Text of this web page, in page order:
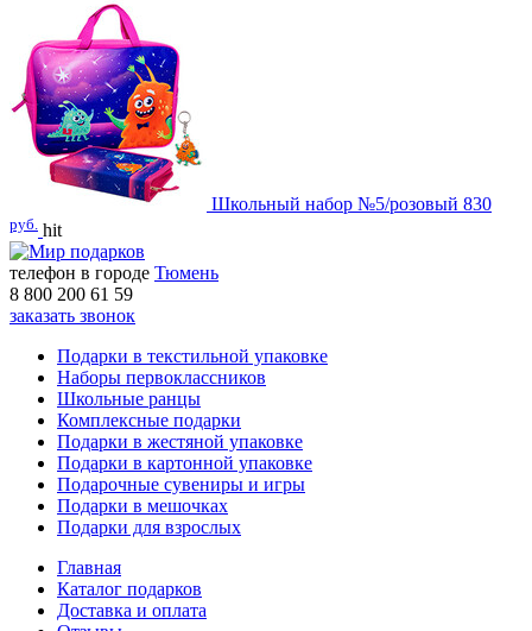
Школьный набор №5/розовый 830
руб. hit
телефон в городе Тюмень
8 800 200 61 59
заказать звонок
Подарки в текстильной упаковке
Наборы первоклассников
Школьные ранцы
Комплексные подарки
Подарки в жестяной упаковке
Подарки в картонной упаковке
Подарочные сувениры и игры
Подарки в мешочках
Подарки для взрослых
Главная
Каталог подарков
Доставка и оплата